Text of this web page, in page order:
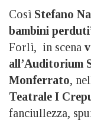
Così Stefano
bambini perduti
Forlì, in scena
all’Auditorium
Monferrato,
Teatrale I
fanciullezza,